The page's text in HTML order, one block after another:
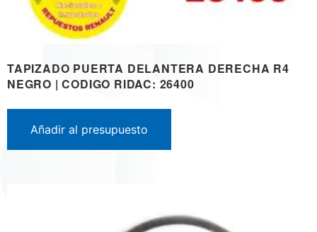
TAPIZADO PUERTA DELANTERA DERECHA R4
NEGRO | CODIGO RIDAC: 26400
Añadir al presupuesto